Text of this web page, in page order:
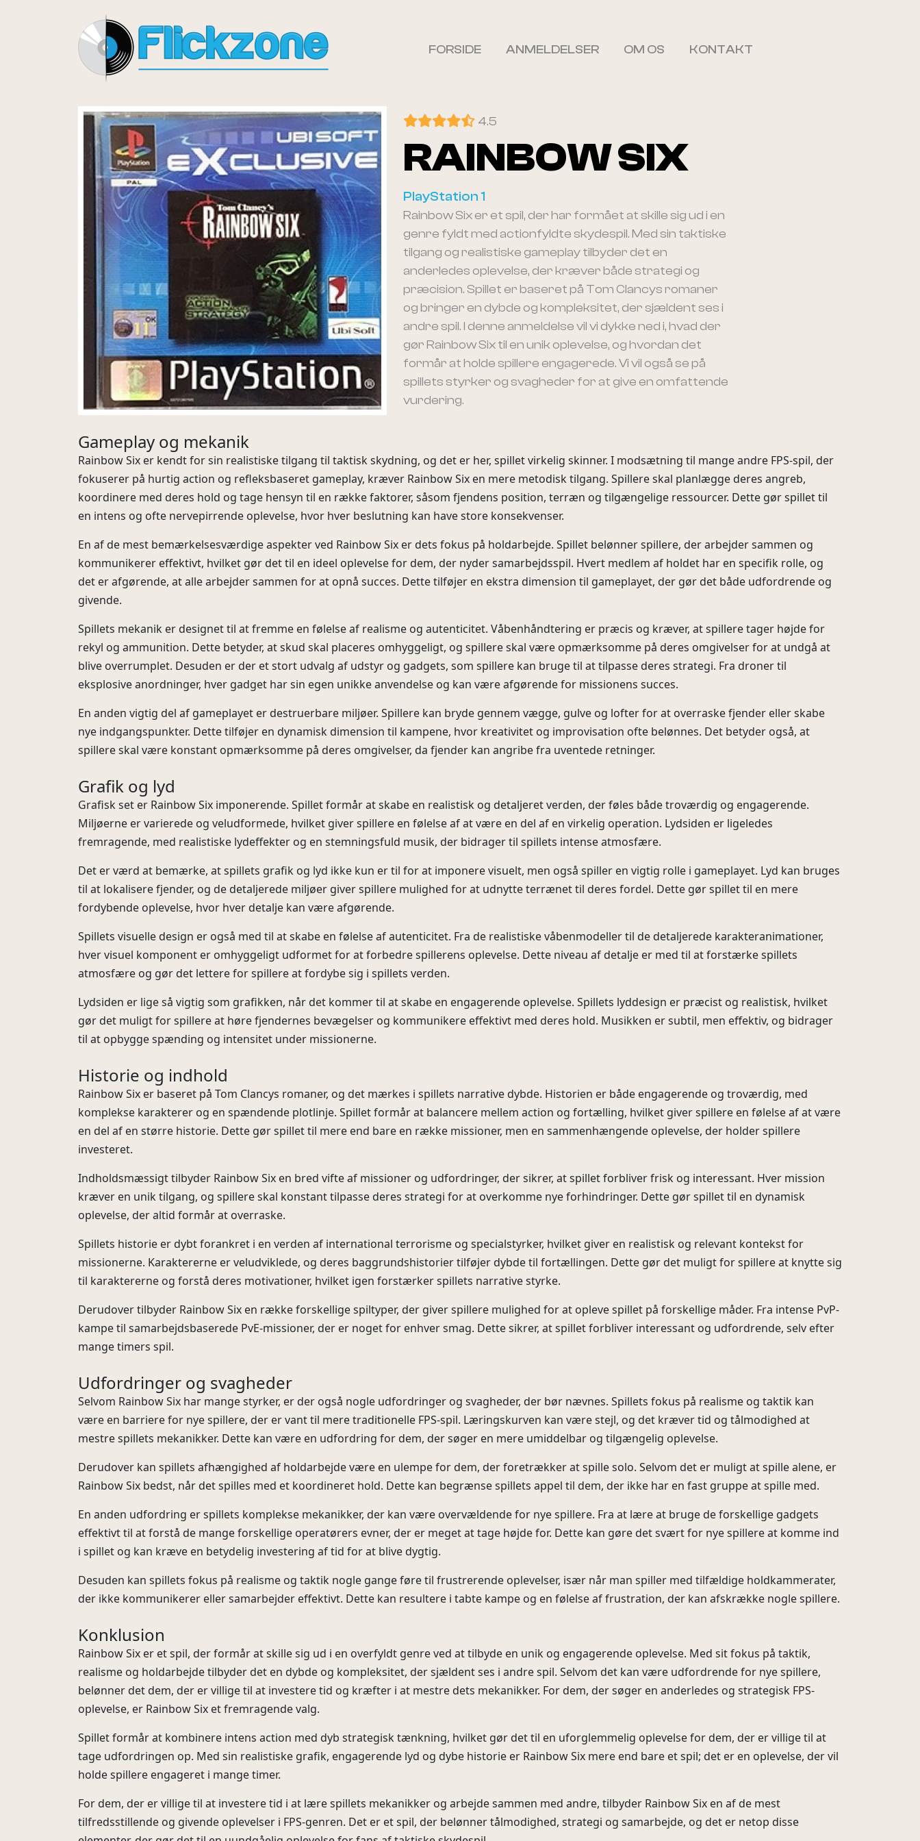
FORSIDE ANMELDELSER OM OS KONTAKT
4.5
RAINBOW SIX
PlayStation 1
Rainbow Six er et spil, der har formået at skille sig ud i en
genre fyldt med actionfyldte skydespil. Med sin taktiske
tilgang og realistiske gameplay tilbyder det en
anderledes oplevelse, der kræver både strategi og
præcision. Spillet er baseret på Tom Clancys romaner
og bringer en dybde og kompleksitet, der sjældent ses i
andre spil. I denne anmeldelse vil vi dykke ned i, hvad der
gør Rainbow Six til en unik oplevelse, og hvordan det
formår at holde spillere engagerede. Vi vil også se på
spillets styrker og svagheder for at give en omfattende
vurdering.
Gameplay og mekanik
Rainbow Six er kendt for sin realistiske tilgang til taktisk skydning, og det er her, spillet virkelig skinner. I modsætning til mange andre FPS-spil, der
fokuserer på hurtig action og refleksbaseret gameplay, kræver Rainbow Six en mere metodisk tilgang. Spillere skal planlægge deres angreb,
koordinere med deres hold og tage hensyn til en række faktorer, såsom fjendens position, terræn og tilgængelige ressourcer. Dette gør spillet til
en intens og ofte nervepirrende oplevelse, hvor hver beslutning kan have store konsekvenser.
En af de mest bemærkelsesværdige aspekter ved Rainbow Six er dets fokus på holdarbejde. Spillet belønner spillere, der arbejder sammen og
kommunikerer effektivt, hvilket gør det til en ideel oplevelse for dem, der nyder samarbejdsspil. Hvert medlem af holdet har en specifik rolle, og
det er afgørende, at alle arbejder sammen for at opnå succes. Dette tilføjer en ekstra dimension til gameplayet, der gør det både udfordrende og
givende.
Spillets mekanik er designet til at fremme en følelse af realisme og autenticitet. Våbenhåndtering er præcis og kræver, at spillere tager højde for
rekyl og ammunition. Dette betyder, at skud skal placeres omhyggeligt, og spillere skal være opmærksomme på deres omgivelser for at undgå at
blive overrumplet. Desuden er der et stort udvalg af udstyr og gadgets, som spillere kan bruge til at tilpasse deres strategi. Fra droner til
eksplosive anordninger, hver gadget har sin egen unikke anvendelse og kan være afgørende for missionens succes.
En anden vigtig del af gameplayet er destruerbare miljøer. Spillere kan bryde gennem vægge, gulve og lofter for at overraske fjender eller skabe
nye indgangspunkter. Dette tilføjer en dynamisk dimension til kampene, hvor kreativitet og improvisation ofte belønnes. Det betyder også, at
spillere skal være konstant opmærksomme på deres omgivelser, da fjender kan angribe fra uventede retninger.
Grafik og lyd
Grafisk set er Rainbow Six imponerende. Spillet formår at skabe en realistisk og detaljeret verden, der føles både troværdig og engagerende.
Miljøerne er varierede og veludformede, hvilket giver spillere en følelse af at være en del af en virkelig operation. Lydsiden er ligeledes
fremragende, med realistiske lydeffekter og en stemningsfuld musik, der bidrager til spillets intense atmosfære.
Det er værd at bemærke, at spillets grafik og lyd ikke kun er til for at imponere visuelt, men også spiller en vigtig rolle i gameplayet. Lyd kan bruges
til at lokalisere fjender, og de detaljerede miljøer giver spillere mulighed for at udnytte terrænet til deres fordel. Dette gør spillet til en mere
fordybende oplevelse, hvor hver detalje kan være afgørende.
Spillets visuelle design er også med til at skabe en følelse af autenticitet. Fra de realistiske våbenmodeller til de detaljerede karakteranimationer,
hver visuel komponent er omhyggeligt udformet for at forbedre spillerens oplevelse. Dette niveau af detalje er med til at forstærke spillets
atmosfære og gør det lettere for spillere at fordybe sig i spillets verden.
Lydsiden er lige så vigtig som grafikken, når det kommer til at skabe en engagerende oplevelse. Spillets lyddesign er præcist og realistisk, hvilket
gør det muligt for spillere at høre fjendernes bevægelser og kommunikere effektivt med deres hold. Musikken er subtil, men effektiv, og bidrager
til at opbygge spænding og intensitet under missionerne.
Historie og indhold
Rainbow Six er baseret på Tom Clancys romaner, og det mærkes i spillets narrative dybde. Historien er både engagerende og troværdig, med
komplekse karakterer og en spændende plotlinje. Spillet formår at balancere mellem action og fortælling, hvilket giver spillere en følelse af at være
en del af en større historie. Dette gør spillet til mere end bare en række missioner, men en sammenhængende oplevelse, der holder spillere
investeret.
Indholdsmæssigt tilbyder Rainbow Six en bred vifte af missioner og udfordringer, der sikrer, at spillet forbliver frisk og interessant. Hver mission
kræver en unik tilgang, og spillere skal konstant tilpasse deres strategi for at overkomme nye forhindringer. Dette gør spillet til en dynamisk
oplevelse, der altid formår at overraske.
Spillets historie er dybt forankret i en verden af international terrorisme og specialstyrker, hvilket giver en realistisk og relevant kontekst for
missionerne. Karaktererne er veludviklede, og deres baggrundshistorier tilføjer dybde til fortællingen. Dette gør det muligt for spillere at knytte sig
til karaktererne og forstå deres motivationer, hvilket igen forstærker spillets narrative styrke.
Derudover tilbyder Rainbow Six en række forskellige spiltyper, der giver spillere mulighed for at opleve spillet på forskellige måder. Fra intense PvP-
kampe til samarbejdsbaserede PvE-missioner, der er noget for enhver smag. Dette sikrer, at spillet forbliver interessant og udfordrende, selv efter
mange timers spil.
Udfordringer og svagheder
Selvom Rainbow Six har mange styrker, er der også nogle udfordringer og svagheder, der bør nævnes. Spillets fokus på realisme og taktik kan
være en barriere for nye spillere, der er vant til mere traditionelle FPS-spil. Læringskurven kan være stejl, og det kræver tid og tålmodighed at
mestre spillets mekanikker. Dette kan være en udfordring for dem, der søger en mere umiddelbar og tilgængelig oplevelse.
Derudover kan spillets afhængighed af holdarbejde være en ulempe for dem, der foretrækker at spille solo. Selvom det er muligt at spille alene, er
Rainbow Six bedst, når det spilles med et koordineret hold. Dette kan begrænse spillets appel til dem, der ikke har en fast gruppe at spille med.
En anden udfordring er spillets komplekse mekanikker, der kan være overvældende for nye spillere. Fra at lære at bruge de forskellige gadgets
effektivt til at forstå de mange forskellige operatørers evner, der er meget at tage højde for. Dette kan gøre det svært for nye spillere at komme ind
i spillet og kan kræve en betydelig investering af tid for at blive dygtig.
Desuden kan spillets fokus på realisme og taktik nogle gange føre til frustrerende oplevelser, især når man spiller med tilfældige holdkammerater,
der ikke kommunikerer eller samarbejder effektivt. Dette kan resultere i tabte kampe og en følelse af frustration, der kan afskrække nogle spillere.
Konklusion
Rainbow Six er et spil, der formår at skille sig ud i en overfyldt genre ved at tilbyde en unik og engagerende oplevelse. Med sit fokus på taktik,
realisme og holdarbejde tilbyder det en dybde og kompleksitet, der sjældent ses i andre spil. Selvom det kan være udfordrende for nye spillere,
belønner det dem, der er villige til at investere tid og kræfter i at mestre dets mekanikker. For dem, der søger en anderledes og strategisk FPS-
oplevelse, er Rainbow Six et fremragende valg.
Spillet formår at kombinere intens action med dyb strategisk tænkning, hvilket gør det til en uforglemmelig oplevelse for dem, der er villige til at
tage udfordringen op. Med sin realistiske grafik, engagerende lyd og dybe historie er Rainbow Six mere end bare et spil; det er en oplevelse, der vil
holde spillere engageret i mange timer.
For dem, der er villige til at investere tid i at lære spillets mekanikker og arbejde sammen med andre, tilbyder Rainbow Six en af de mest
tilfredsstillende og givende oplevelser i FPS-genren. Det er et spil, der belønner tålmodighed, strategi og samarbejde, og det er netop disse